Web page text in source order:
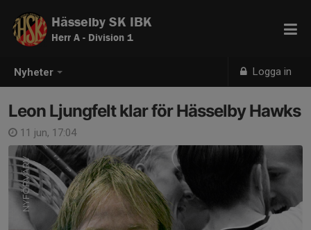
Nyheter Logga in
Hässelby SK IBK
Herr A - Division 1
Leon Ljungfelt klar för Hässelby Hawks
11 jun, 17:04